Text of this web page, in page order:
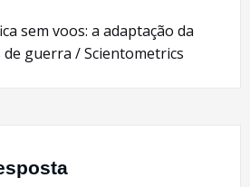
sem voos: a adaptação da
guerra / Scientometrics